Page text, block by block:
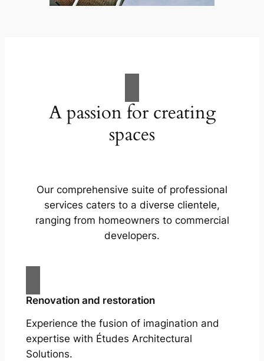
A passion for creating
spaces
Our comprehensive suite of professional
services caters to a diverse clientele,
ranging from homeowners to commercial
developers.
Renovation and restoration
Experience the fusion of imagination and
expertise with Études Architectural
Solutions.